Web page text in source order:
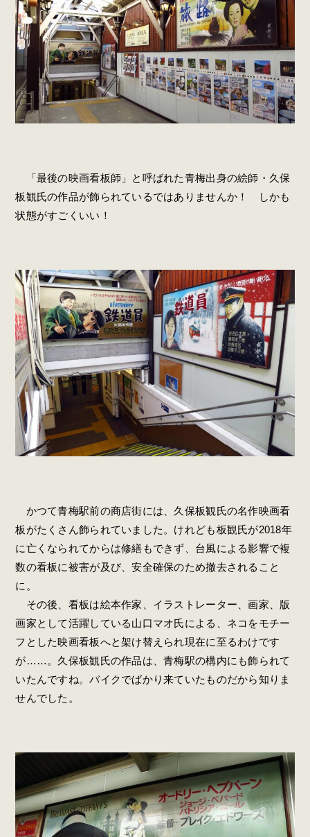
「最後の映画看板師」と呼ばれた青梅出身の絵師・久保
板観氏の作品が飾られているではありませんか！ しかも
状態がすごくいい！
かつて青梅駅前の商店街には、久保板観氏の名作映画看
板がたくさん飾られていました。けれども板観氏が2018年
に亡くなられてからは修繕もできず、台風による影響で複
数の看板に被害が及び、安全確保のため撤去されること
に。
その後、看板は絵本作家、イラストレーター、画家、版
画家として活躍している山口マオ氏による、ネコをモチー
フとした映画看板へと架け替えられ現在に至るわけです
が……。久保板観氏の作品は、青梅駅の構内にも飾られて
いたんですね。バイクでばかり来ていたものだから知りま
せんでした。